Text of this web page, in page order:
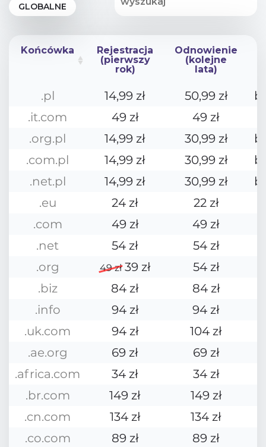
Końcówka
Rejestracja
(pierwszy
rok)
Odnowienie
(kolejne
lata)
Końcówka
Rejestracja
(pierwszy
Odnowienie
(kolejne
.pl 14,99 zł 50,99 zł
.it.com
49 zł
49 zł
.org.pl
14,99 zł 30,99 zł
.com.pl
14,99 zł 30,99 zł
.net.pl
14,99 zł 30,99 zł
.eu
24 zł
22 zł
.com
49 zł
49 zł
.net
54 zł
54 zł
.org
49 zł 39 zł
54 zł
.biz
84 zł
84 zł
.info
94 zł
94 zł
.uk.com
94 zł
104 zł
.ae.org
69 zł
69 zł
.africa.com
34 zł
34 zł
.br.com
149 zł
149 zł
.cn.com
134 zł
134 zł
.co.com
89 zł
89 zł